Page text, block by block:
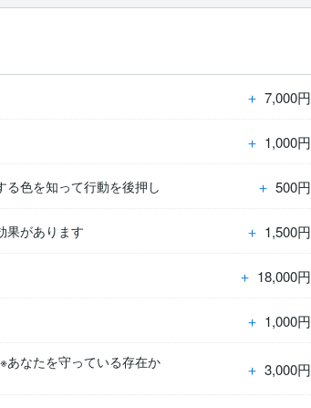
＋ 7,000円
＋ 1,000円
色を知って行動を後押し ＋ 500円
があります ＋ 1,500円
＋ 18,000円
＋ 1,000円
なたを守っている存在か
＋ 3,000円